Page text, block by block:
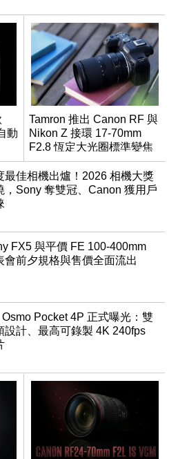
動
Tamron 推出 Canon RF 與
Nikon Z 接環 17-70mm
F2.8 恆定大光圈標準變焦
鏡
最佳相機出爐！2026 相機大獎
，Sony 奪雙冠、Canon 獲用戶
FX5 與平價 FE 100-400mm
會前夕規格與售價全面流出
Osmo Pocket 4P 正式曝光：雙
設計、最高可錄製 4K 240fps